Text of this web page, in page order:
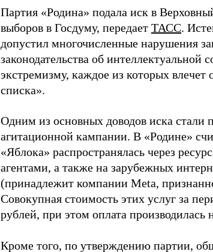
Партия «Родина» подала иск в
выборов в Госдуму, передает ТАСС.
допустил многочисленные нарушения
законодательства об интеллектуальной
экстремизму, каждое из которых влечет
списка».
Одним из основных доводов иска стали
агитационной кампании. В «Родине»
«Яблока» распространялась через
агентами, а также на зарубежных
(принадлежит компании Meta,
Совокупная стоимость этих услуг за
рублей, при этом оплата производилась
Кроме того, по утверждению партии,